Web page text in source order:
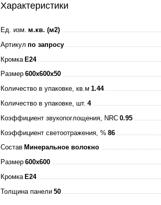
Характеристики
Ед. изм. м.кв. (м2)
Артикул по запросу
Кромка E24
Размер 600x600x50
Количество в упаковке, кв.м 1.44
Количество в упаковке, шт. 4
Коэффициент звукопоглощения, NRC 0.95
Коэффициент светоотражения, % 86
Состав Минеральное волокно
Размер 600x600
Кромка E24
Толщина панели 50